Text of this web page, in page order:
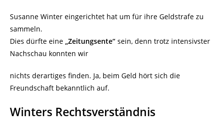
Susanne Winter eingerichtet hat um für ihre Geldstrafe zu
sammeln.
Dies dürfte eine „Zeitungsente“ sein, denn trotz intensivster
Nachschau konnten wir
nichts derartiges finden. Ja, beim Geld hört sich die
Freundschaft bekanntlich auf.
Winters Rechtsverständnis